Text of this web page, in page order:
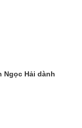
Ngọc Hải dành